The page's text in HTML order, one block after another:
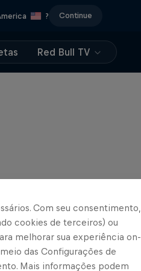
? Continue
Red Bull TV
Com seu consentimento,
cookies de terceiros) ou
melhorar sua experiência on-
das Configurações de
Mais informações podem